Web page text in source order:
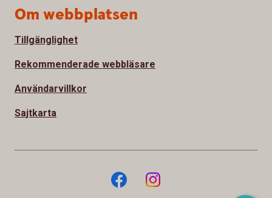
Om webbplatsen
Tillgänglighet
Rekommenderade webbläsare
Användarvillkor
Sajtkarta